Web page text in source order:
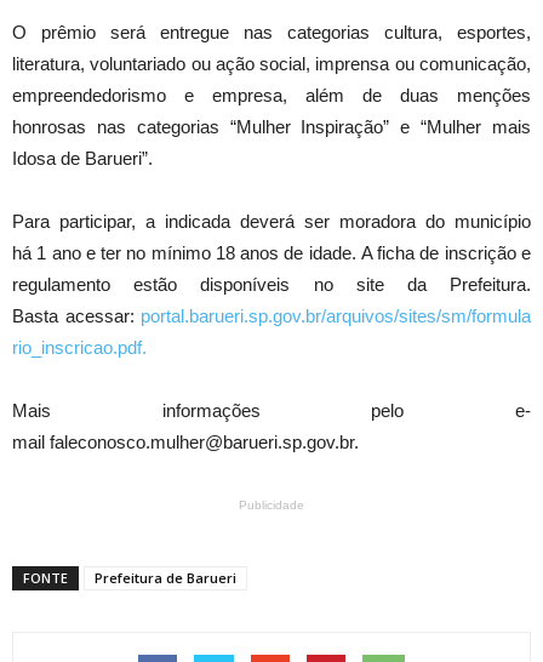
O prêmio será entregue nas categorias cultura, esportes,
literatura, voluntariado ou ação social, imprensa ou comunicação,
empreendedorismo e empresa, além de duas menções
honrosas nas categorias “Mulher Inspiração” e “Mulher mais
Idosa de Barueri”.
Para participar, a indicada deverá ser moradora do município
há 1 ano e ter no mínimo 18 anos de idade. A ficha de inscrição e
regulamento estão disponíveis no site da Prefeitura.
Basta acessar: portal.barueri.sp.gov.br/arquivos/sites/sm/formula
rio_inscricao.pdf.
Mais informações pelo e-
mail faleconosco.mulher@barueri.sp.gov.br.
Publicidade
FONTE Prefeitura de Barueri